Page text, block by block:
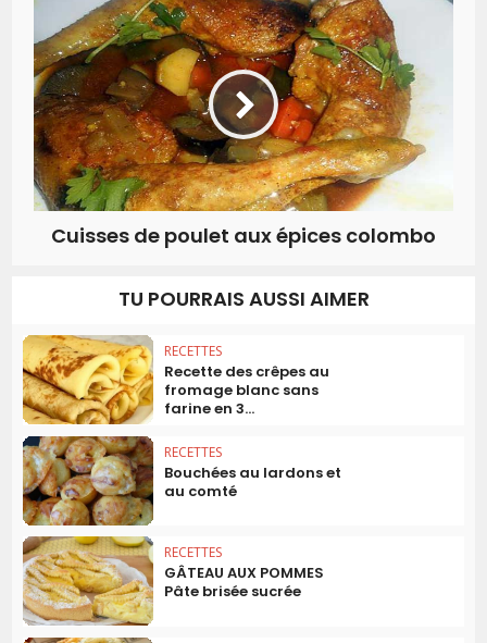
Cuisses de poulet aux épices colombo
TU POURRAIS AUSSI AIMER
RECETTES
Recette des crêpes au
fromage blanc sans
farine en 3...
RECETTES
Bouchées au lardons et
au comté
RECETTES
GÂTEAU AUX POMMES
Pâte brisée sucrée